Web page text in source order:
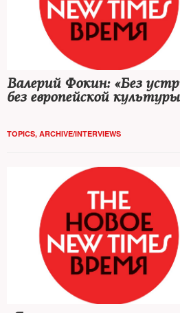
Валерий Фокин: «Без
без европейской
TOPICS, ARCHIVE/INTERVIEWS